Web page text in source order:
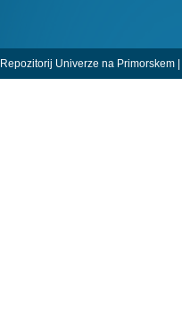
Repozitorij Univerze na Primorskem |